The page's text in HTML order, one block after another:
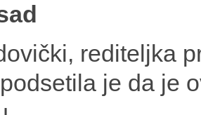
rediteljka
je da je